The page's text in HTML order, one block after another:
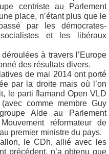
centriste au Parlement
place, n’étant plus que le
par les démocrates-
et les libéraux
à travers l’Europe
des résultats divers.
de mai 2014 ont porté
par la droite mais où l’on
le parti flamand Open VLD
comme membre Guy
Alde au Parlement
réformateur de
premier ministre du pays.
le CDh, allié avec les
précédent, n’a obtenu que